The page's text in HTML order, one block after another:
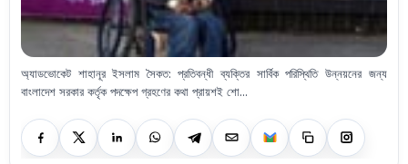
অ্যাডভোকেট শাহানূর ইসলাম সৈকত: প্রতিবন্ধী ব্যক্তির সার্বিক পরিস্থিতি উন্নয়নের জন্য
বাংলাদেশ সরকার কর্তৃক পদক্ষেপ গ্রহণের কথা প্রায়শই শো...